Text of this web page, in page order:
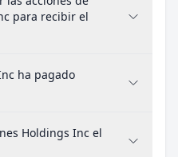
para recibir el
ha pagado
Holdings Inc el